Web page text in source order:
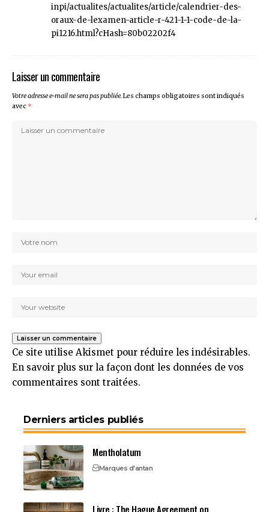
inpi/actualites/actualites/article/calendrier-des-
oraux-de-lexamen-article-r-421-1-1-code-de-la-
pi1216.html?cHash=80b02202f4
Laisser un commentaire
Votre adresse e-mail ne sera pas publiée.Les champs obligatoires sont indiqués
avec *
Ce site utilise Akismet pour réduire les indésirables.
En savoir plus sur la façon dont les données de vos
commentaires sont traitées.
Derniers articles publiés
Mentholatum
Marques d'antan
Livre : The Hague Agreement on